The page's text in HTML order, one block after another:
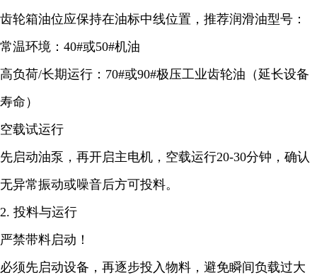
齿轮箱油位应保持在油标中线位置，推荐润滑油型号：
常温环境：40#或50#机油
高负荷/长期运行：70#或90#极压工业齿轮油（延长设备
寿命）
空载试运行
先启动油泵，再开启主电机，空载运行20-30分钟，确认
无异常振动或噪音后方可投料。
2. 投料与运行
严禁带料启动！
必须先启动设备，再逐步投入物料，避免瞬间负载过大